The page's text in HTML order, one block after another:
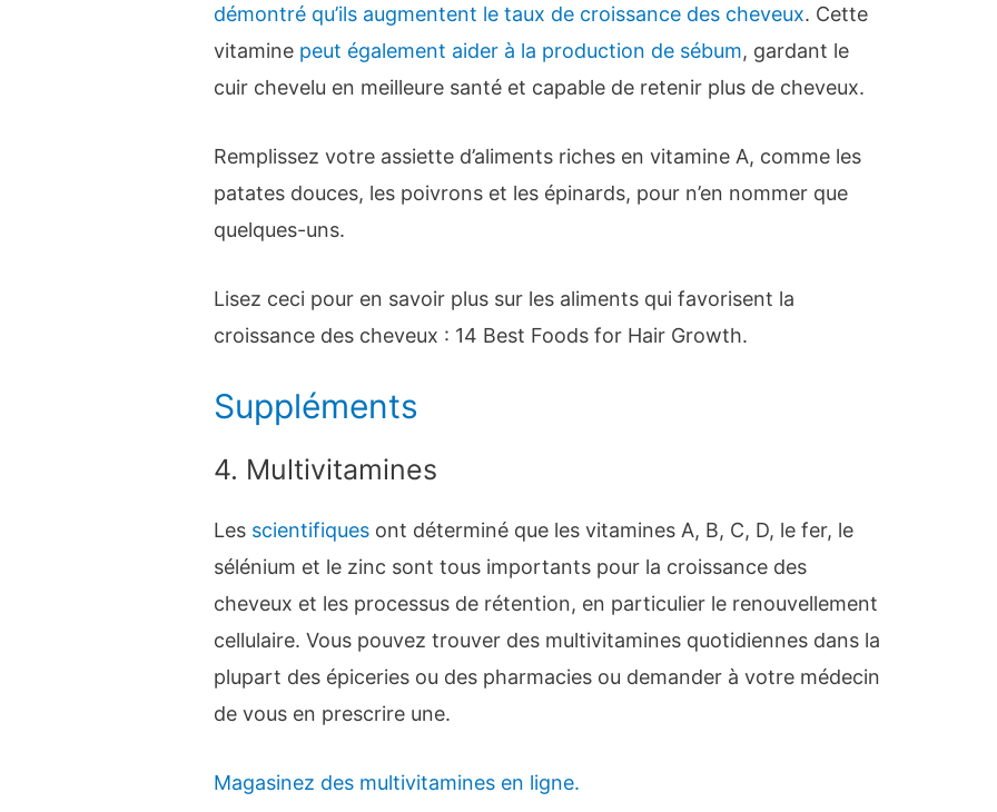
démontré qu’ils augmentent le taux de croissance des cheveux. Cette
vitamine peut également aider à la production de sébum, gardant le
cuir chevelu en meilleure santé et capable de retenir plus de cheveux.
Remplissez votre assiette d’aliments riches en vitamine A, comme les
patates douces, les poivrons et les épinards, pour n’en nommer que
quelques-uns.
Lisez ceci pour en savoir plus sur les aliments qui favorisent la
croissance des cheveux : 14 Best Foods for Hair Growth.
Suppléments
4. Multivitamines
Les scientifiques ont déterminé que les vitamines A, B, C, D, le fer, le
sélénium et le zinc sont tous importants pour la croissance des
cheveux et les processus de rétention, en particulier le renouvellement
cellulaire. Vous pouvez trouver des multivitamines quotidiennes dans la
plupart des épiceries ou des pharmacies ou demander à votre médecin
de vous en prescrire une.
Magasinez des multivitamines en ligne.